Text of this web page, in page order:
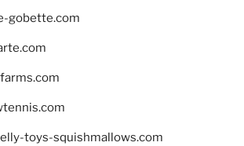
gobette.com
toys-squishmallows.com